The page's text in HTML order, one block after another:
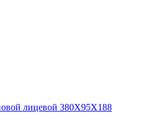
лицевой 380Х95Х188